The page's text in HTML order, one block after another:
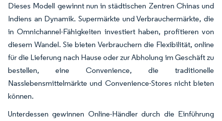
Dieses Modell gewinnt nun in städtischen Zentren Chinas und
Indiens an Dynamik. Supermärkte und Verbrauchermärkte, die
in Omnichannel-Fähigkeiten investiert haben, profitieren von
diesem Wandel. Sie bieten Verbrauchern die Flexibilität, online
für die Lieferung nach Hause oder zur Abholung im Geschäft zu
bestellen, eine Convenience, die traditionelle
Nasslebensmittelmärkte und Convenience-Stores nicht bieten
können.
Unterdessen gewinnen Online-Händler durch die Einführung